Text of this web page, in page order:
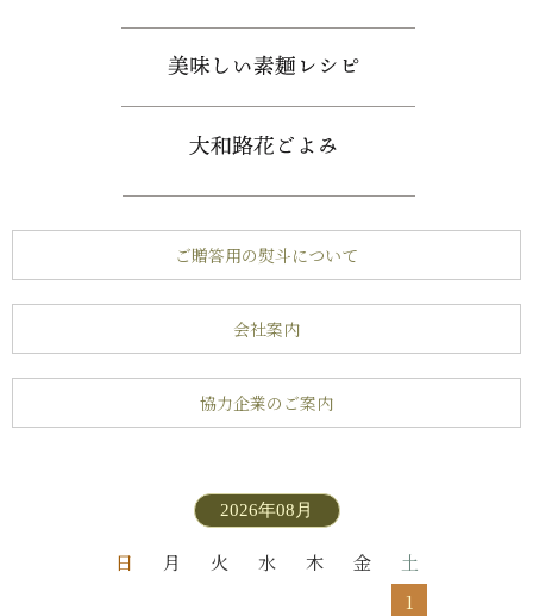
ご贈答用の熨斗について
会社案内
協力企業のご案内
2026年08月
日 月 火 水 木 金
土
1